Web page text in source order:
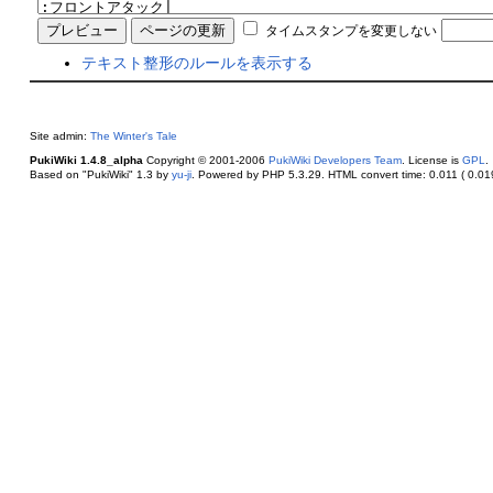
タイムスタンプを変更しない
テキスト整形のルールを表示する
Site admin: The Winter's Tale
PukiWiki 1.4.8_alpha Copyright © 2001-2006 PukiWiki Developers Team. License is GPL
Based on "PukiWiki" 1.3 by yu-ji. Powered by PHP 5.3.29. HTML convert time: 0.011 (